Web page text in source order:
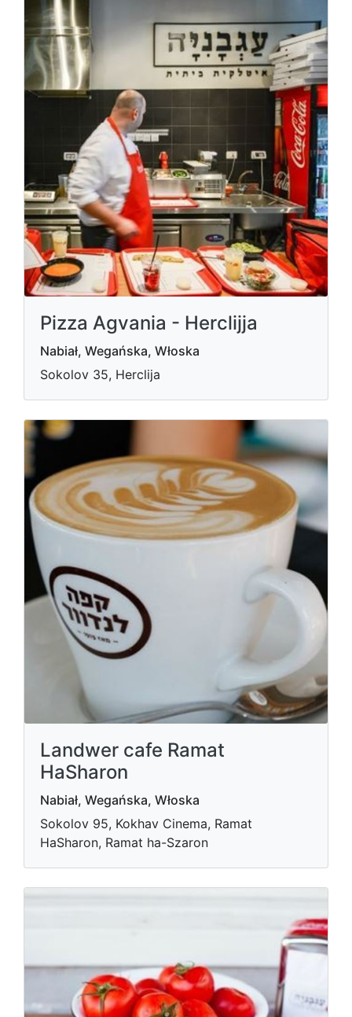
Pizza Agvania - Herclijja
Nabiał, Wegańska, Włoska
Sokolov 35, Herclija
Landwer cafe Ramat
HaSharon
Nabiał, Wegańska, Włoska
Sokolov 95, Kokhav Cinema, Ramat
HaSharon, Ramat ha-Szaron